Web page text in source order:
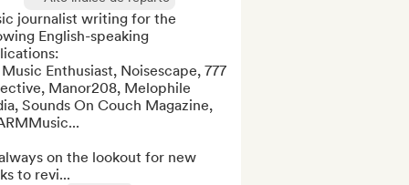
journalist writing for the
English-speaking
Enthusiast, Noisescape, 777
Manor208, Melophile
Sounds On Couch Magazine,
on the lookout for new
to revi...